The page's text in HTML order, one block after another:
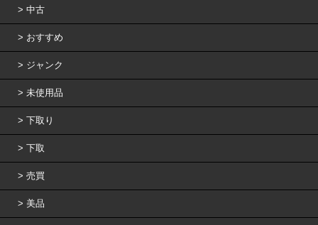
中古
おすすめ
ジャンク
未使用品
下取り
下取
売買
美品